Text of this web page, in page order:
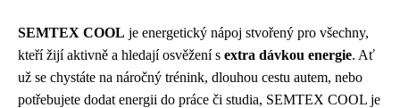
SEMTEX COOL je energetický nápoj stvořený pro všechny,
kteří žijí aktivně a hledají osvěžení s extra dávkou energie. Ať
už se chystáte na náročný trénink, dlouhou cestu autem, nebo
potřebujete dodat energii do práce či studia, SEMTEX COOL je